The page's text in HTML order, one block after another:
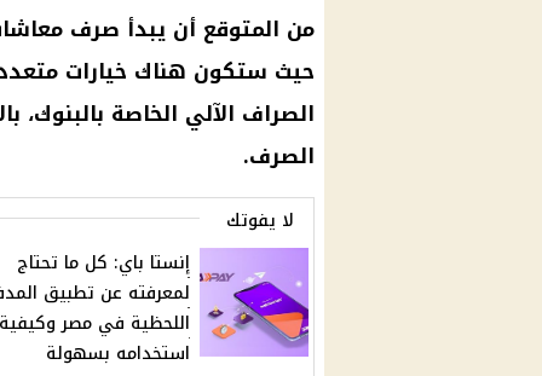
من المتوقع أن يبدأ صرف
حيث ستكون هناك خيارات
الصراف الآلي الخاصة
الصرف.
لا يفوتك
إنستا باي: كل ما تحتاج
لمعرفته عن تطبيق
اللحظية في مصر وكيفية
استخدامه بسهولة